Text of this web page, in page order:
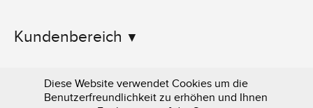
Kundenbereich
Informationen
Diese Website verwendet Cookies um die
Benutzerfreundlichkeit zu erhöhen und Ihnen